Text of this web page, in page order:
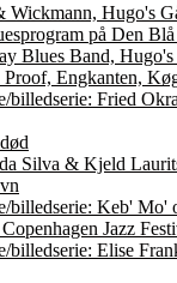
Wickmann, Hugo's
på Den
Blues Band,
Engkanten,
billedserie: Fried
Silva & Kjeld
billedserie: Keb' Mo'
Jazz
billedserie: Elise